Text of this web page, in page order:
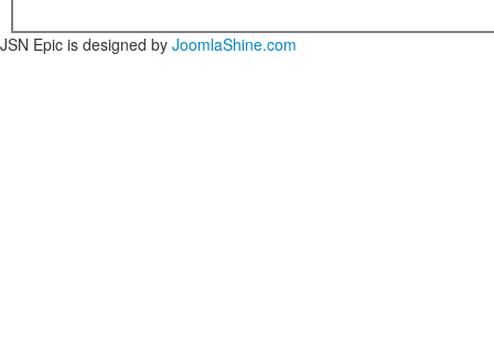
JSN Epic is designed by JoomlaShine.com